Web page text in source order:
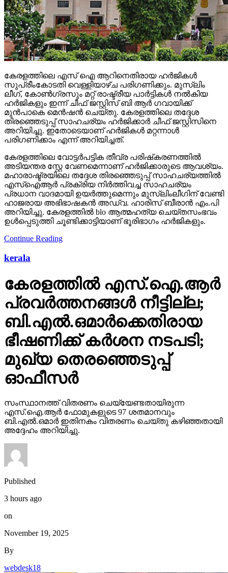
കേരളത്തിലെ എസ് ഐ ആറിനെതിരായ ഹര്‍ജികള്‍
സുപ്രീംകോടതി വെള്ളിയാഴ്ച പരിഗണിക്കും. മുസ്‌ലിം
ലീഗ്, കോണ്‍ഗ്രസും മറ്റ് രാഷ്ട്രീയ പാര്‍ട്ടികള്‍ നല്‍കിയ
ഹര്‍ജികളും ഇന്ന് ചീഫ് ജസ്റ്റിസ് ബി ആര്‍ ഗവായിക്ക്
മുന്‍പാകെ മെന്‍ഷന്‍ ചെയ്തു. കേരളത്തിലെ തദ്ദേശ
തിരഞ്ഞെടുപ്പ് സാഹചര്യം ഹര്‍ജിക്കാര്‍ ചീഫ് ജസ്റ്റിസിനെ
അറിയിച്ചു. ഇതോടെയാണ് ഹര്‍ജികള്‍ മറ്റന്നാള്‍
പരിഗണിക്കാം എന്ന് അറിയിച്ചത്.
കേരളത്തിലെ വോട്ടര്‍പട്ടിക തീവ്ര പരിഷ്‌കരണത്തില്‍
അടിയന്തര സ്റ്റേ വേണമെന്നാണ് ഹര്‍ജിക്കാരുടെ ആവശ്യം.
മഹാരാഷ്ട്രയിലെ തദ്ദേശ തിരഞ്ഞെടുപ്പ് സാഹചര്യത്തില്‍
എസ്‌ഐആര്‍ പ്രക്രിയ നിര്‍ത്തിവച്ച സാഹചര്യം
പ്രധാന വാദമായി ഉയര്‍ത്തുമെന്നും മുസ്ലിംലീഗിന് വേണ്ടി
ഹാജരായ അഭിഭാഷകന്‍ അഡ്വ. ഹാരിസ് ബീരാന്‍ എം.പി
അറിയിച്ചു. കേരളത്തില്‍ blo ആത്മഹത്യ ചെയ്തസംഭവം
ഉള്‍പ്പെടുത്തി ചൂണ്ടിക്കാട്ടിയാണ് ഭൂരിഭാഗം ഹര്‍ജികളും.
Continue Reading
kerala
കേരളത്തില്‍ എസ്.ഐ.ആര്‍
പ്രവര്‍ത്തനങ്ങള്‍ നീട്ടില്ല;
ബി.എല്‍.ഒമാര്‍ക്കെതിരായ
ഭീഷണിക്ക് കര്‍ശന നടപടി;
മുഖ്യ തെരഞ്ഞെടുപ്പ്
ഓഫീസര്‍
സംസ്ഥാനത്ത് വിതരണം ചെയ്യേണ്ടതായിരുന്ന
എസ്.ഐ.ആര്‍ ഫോമുകളുടെ 97 ശതമാനവും
ബി.എല്‍.ഒമാര്‍ ഇതിനകം വിതരണം ചെയ്തു കഴിഞ്ഞതായി
അദ്ദേഹം അറിയിച്ചു.
Published
3 hours ago
on
November 19, 2025
By
webdesk18